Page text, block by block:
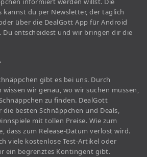
kannst du per Newsletter, der täglich
über die DealGott App für Android
Du entscheidest und wir bringen dir die
gibt es bei uns. Durch
wissen wir genau, wo wir suchen müssen,
zu finden. DealGott
besten Schnäppchen und Deals,
mit tollen Preise. Wie zum
dass zum Release-Datum verlost wird.
viele kostenlose Test-Artikel oder
ein begrenztes Kontingent gibt.